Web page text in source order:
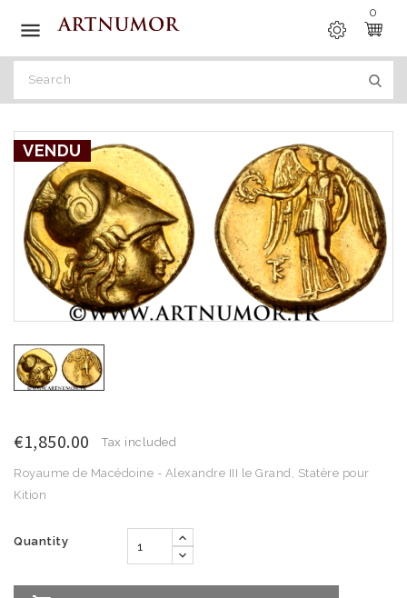

0
VENDU
€1,850.00 Tax included
Royaume de Macédoine - Alexandre III le Grand, Statère pour
Kition
Quantity